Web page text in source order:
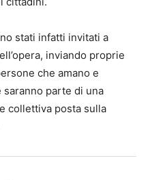
stati infatti invitati a
inviando proprie
che amano e
parte di una
collettiva posta sulla